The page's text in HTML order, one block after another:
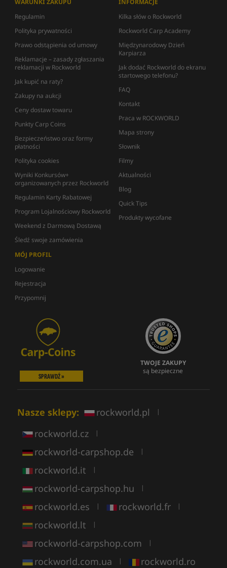
WARUNKI ZAKUPU
Regulamin
Polityka prywatności
Prawo odstąpienia od umowy
Reklamacje – zasady zgłaszania
reklamacji w Rockworld
Jak kupić na raty?
Zakupy na aukcji
Ceny dostaw towaru
Punkty Carp Coins
Bezpieczeństwo oraz formy
płatności
Polityka cookies
Wyniki Konkursów+
organizowanych przez Rockworld
Regulamin Karty Rabatowej
Program Lojalnościowy Rockworld
Weekend z Darmową Dostawą
Śledź swoje zamówienia
INFORMACJE
Kilka słów o Rockworld
Rockworld Carp Academy
Międzynarodowy Dzień
Karpiarza
Jak dodać Rockworld do ekranu
startowego telefonu?
FAQ
Kontakt
Praca w ROCKWORLD
Mapa strony
Słownik
Filmy
Aktualności
Blog
Quick Tips
Produkty wycofane
MÓJ PROFIL
Logowanie
Rejestracja
Przypomnij
SPRAWDŹ »
TWOJE ZAKUPY
są bezpieczne
Nasze sklepy: rockworld.pl |
rockworld.cz |
rockworld-carpshop.de |
rockworld.it |
rockworld-carpshop.hu |
rockworld.es | rockworld.fr |
rockworld.lt |
rockworld-carpshop.com |
rockworld.com.ua | rockworld.ro